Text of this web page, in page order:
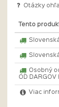
Otázky
Tento
Osobný
OD DARGOV
Viac